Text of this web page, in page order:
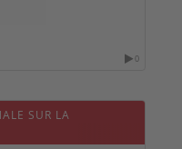
0
SUR LA